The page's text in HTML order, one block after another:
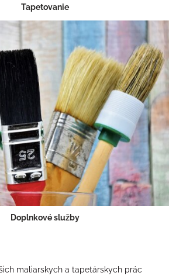
Tapetovanie
Doplnkové služby
maliarskych a tapetárskych prác